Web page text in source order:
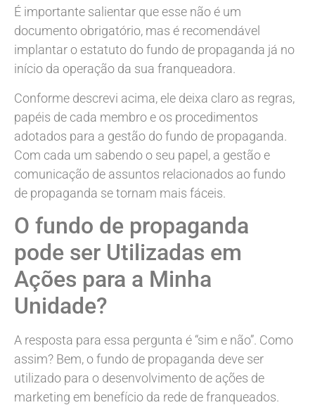
É importante salientar que esse não é um
documento obrigatório, mas é recomendável
implantar o estatuto do fundo de propaganda já no
início da operação da sua franqueadora.
Conforme descrevi acima, ele deixa claro as regras,
papéis de cada membro e os procedimentos
adotados para a gestão do fundo de propaganda.
Com cada um sabendo o seu papel, a gestão e
comunicação de assuntos relacionados ao fundo
de propaganda se tornam mais fáceis.
O fundo de propaganda
pode ser Utilizadas em
Ações para a Minha
Unidade?
A resposta para essa pergunta é “sim e não”. Como
assim? Bem, o fundo de propaganda deve ser
utilizado para o desenvolvimento de ações de
marketing em benefício da rede de franqueados.